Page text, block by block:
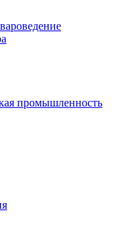
промышленность